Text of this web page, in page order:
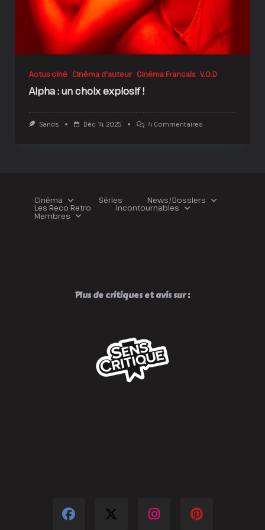
Actus ciné Cinéma d'auteur Cinéma Francais V.O.D
Alpha : un choix explosif !
Sands Déc 14, 2025 4 CommentairesSur
Cinéma Séries News/Dossiers
Les Reco Retro Incontournables
Membres
Plus de critiques et avis sur :